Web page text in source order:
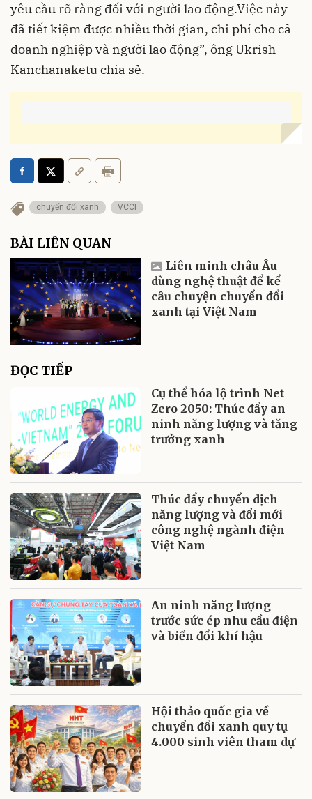
yêu cầu rõ ràng đối với người lao động.Việc này
đã tiết kiệm được nhiều thời gian, chi phí cho cả
doanh nghiệp và người lao động”, ông Ukrish
Kanchanaketu chia sẻ.
chuyển đổi xanh VCCI
BÀI LIÊN QUAN
Liên minh châu Âu
dùng nghệ thuật để kể
câu chuyện chuyển đổi
xanh tại Việt Nam
ĐỌC TIẾP
Cụ thể hóa lộ trình Net
Zero 2050: Thúc đẩy an
ninh năng lượng và tăng
trưởng xanh
Thúc đẩy chuyển dịch
năng lượng và đổi mới
công nghệ ngành điện
Việt Nam
An ninh năng lượng
trước sức ép nhu cầu điện
và biến đổi khí hậu
Hội thảo quốc gia về
chuyển đổi xanh quy tụ
4.000 sinh viên tham dự